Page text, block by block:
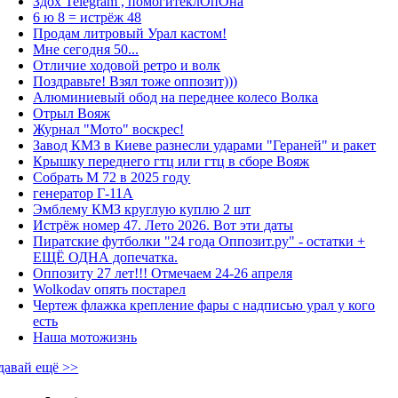
6 ю 8 = истрёж 48
Продам литровый Урал кастом!
Мне сегодня 50...
Отличие ходовой ретро и волк
Поздравьте! Взял тоже оппозит)))
Алюминиевый обод на переднее колесо Волка
Отрыл Вояж
Журнал "Мото" воскрес!
Завод КМЗ в Киеве разнесли ударами "Гераней" и ракет
Крышку переднего гтц или гтц в сборе Вояж
Собрать М 72 в 2025 году
генератор Г-11А
Эмблему КМЗ круглую куплю 2 шт
Истрёж номер 47. Лето 2026. Вот эти даты
Пиратские футболки "24 года Оппозит.ру" - остатки +
ЕЩЁ ОДНА допечатка.
Оппозиту 27 лет!!! Отмечаем 24-26 апреля
Wolkodav опять постарел
Чертеж флажка крепление фары с надписью урал у кого
есть
Наша мотожизнь
ещё >>